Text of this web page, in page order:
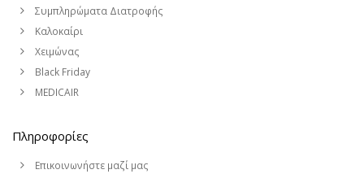
Συμπληρώματα Διατροφής
Καλοκαίρι
Χειμώνας
Black Friday
MEDICAIR
Πληροφορίες
Επικοινωνήστε μαζί μας